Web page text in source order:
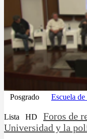
Posgrado Escuela
Lista HD
Foros de
Universidad y la